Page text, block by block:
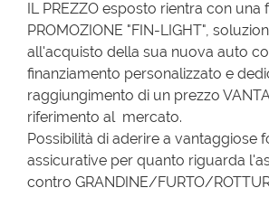
IL PREZZO esposto rientra con una
PROMOZIONE "FIN-LIGHT",
all'acquisto della sua nuova auto
finanziamento personalizzato e
raggiungimento di un prezzo
riferimento al mercato.
Possibilità di aderire a vantaggiose
assicurative per quanto riguarda
contro GRANDINE/FURTO/